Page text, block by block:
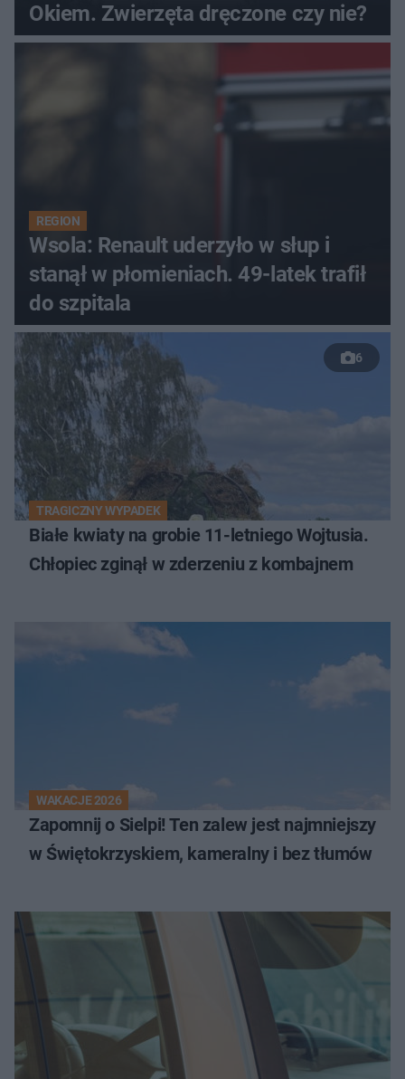
Okiem. Zwierzęta dręczone czy nie?
REGION
Wsola: Renault uderzyło w słup i
stanął w płomieniach. 49-latek trafił
do szpitala
6
TRAGICZNY WYPADEK
Białe kwiaty na grobie 11-letniego Wojtusia.
Chłopiec zginął w zderzeniu z kombajnem
WAKACJE 2026
Zapomnij o Sielpi! Ten zalew jest najmniejszy
w Świętokrzyskiem, kameralny i bez tłumów